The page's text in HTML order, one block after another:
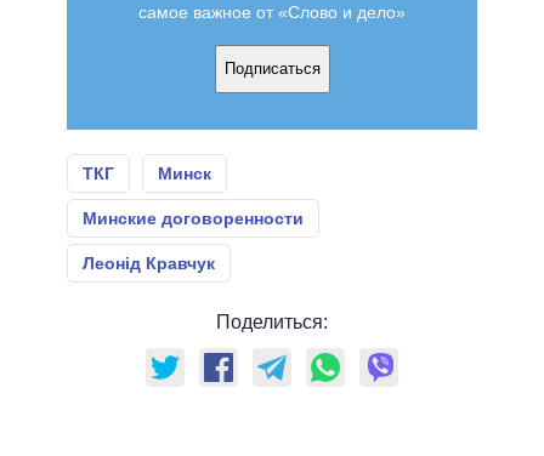
самое важное от «Слово и дело»
Подписаться
ТКГ Минск
Минские договоренности
Леонід Кравчук
Поделиться: